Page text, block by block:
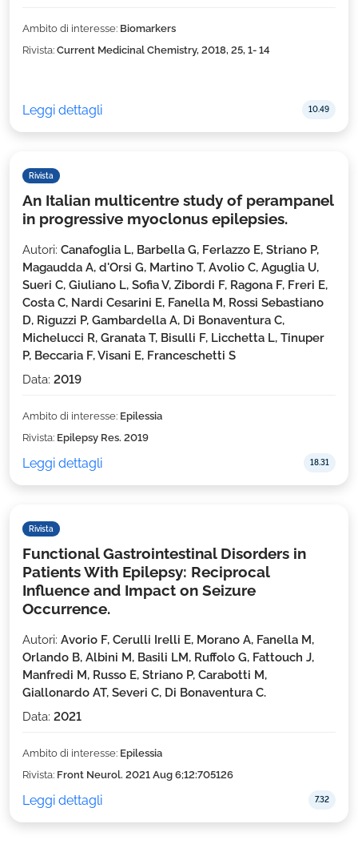
10.49
Ambito di interesse: Biomarkers
Rivista: Current Medicinal Chemistry, 2018, 25, 1- 14
Leggi dettagli
Rivista
18.31
An Italian multicentre study of perampanel
in progressive myoclonus epilepsies.
Autori: Canafoglia L, Barbella G, Ferlazzo E, Striano P,
Magaudda A, d'Orsi G, Martino T, Avolio C, Aguglia U,
Sueri C, Giuliano L, Sofia V, Zibordi F, Ragona F, Freri E,
Costa C, Nardi Cesarini E, Fanella M, Rossi Sebastiano
D, Riguzzi P, Gambardella A, Di Bonaventura C,
Michelucci R, Granata T, Bisulli F, Licchetta L, Tinuper
P, Beccaria F, Visani E, Franceschetti S
Data: 2019
Ambito di interesse: Epilessia
Rivista: Epilepsy Res. 2019
Leggi dettagli
Rivista
7.32
Functional Gastrointestinal Disorders in
Patients With Epilepsy: Reciprocal
Influence and Impact on Seizure
Occurrence.
Autori: Avorio F, Cerulli Irelli E, Morano A, Fanella M,
Orlando B, Albini M, Basili LM, Ruffolo G, Fattouch J,
Manfredi M, Russo E, Striano P, Carabotti M,
Giallonardo AT, Severi C, Di Bonaventura C.
Data: 2021
Ambito di interesse: Epilessia
Rivista: Front Neurol. 2021 Aug 6;12:705126
Leggi dettagli